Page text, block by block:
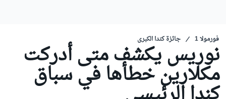
فورمولا 1 جائزة كندا الكبرى
نوريس يكشف متى أدركت
مكلارين خطأها في سباق